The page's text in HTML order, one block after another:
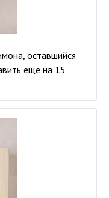
оставшийся
еще на 15